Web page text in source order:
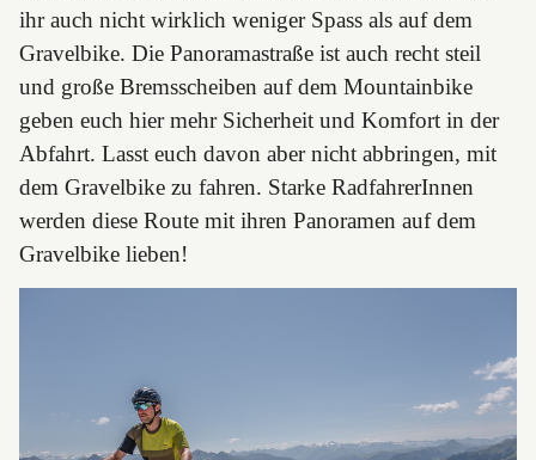
ihr auch nicht wirklich weniger Spass als auf dem
Gravelbike. Die Panoramastraße ist auch recht steil
und große Bremsscheiben auf dem Mountainbike
geben euch hier mehr Sicherheit und Komfort in der
Abfahrt. Lasst euch davon aber nicht abbringen, mit
dem Gravelbike zu fahren. Starke RadfahrerInnen
werden diese Route mit ihren Panoramen auf dem
Gravelbike lieben!